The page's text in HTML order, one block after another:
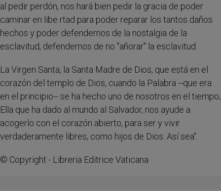
al pedir perdón, nos hará bien pedir la gracia de poder
caminar en libe rtad para poder reparar los tantos daños
hechos y poder defendernos de la nostalgia de la
esclavitud, defendernos de no "añorar" la esclavitud.
La Virgen Santa, la Santa Madre de Dios, que está en el
corazón del templo de Dios, cuando la Palabra --que era
en el principio-- se ha hecho uno de nosotros en el tiempo;
Ella que ha dado al mundo al Salvador, nos ayude a
acogerlo con el corazón abierto, para ser y vivir
verdaderamente libres, como hijos de Dios. Así sea".
© Copyright - Libreria Editrice Vaticana